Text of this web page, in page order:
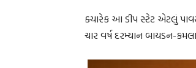
ક્યારેક આ ડીપ સ્ટેટ એટલું
ચાર વર્ષ દરમ્યાન બાયડન-